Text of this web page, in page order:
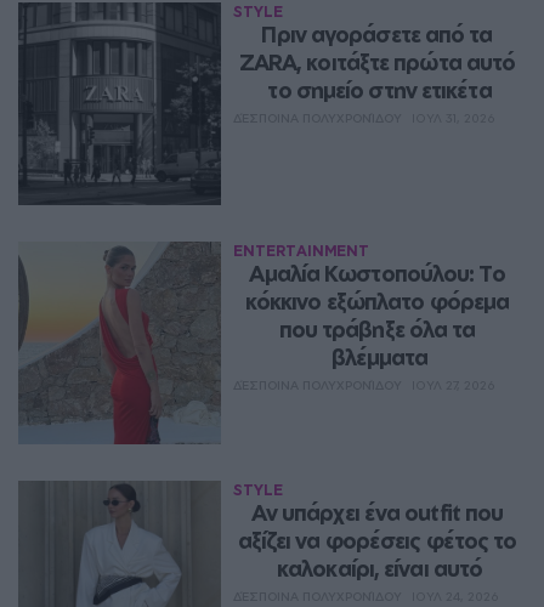
STYLE
Πριν αγοράσετε από τα
ZARA, κοιτάξτε πρώτα αυτό
το σημείο στην ετικέτα
ENTERTAINMENT
Αμαλία Κωστοπούλου: Το
κόκκινο εξώπλατο φόρεμα
που τράβηξε όλα τα
βλέμματα
STYLE
Αν υπάρχει ένα outfit που
αξίζει να φορέσεις φέτος το
καλοκαίρι, είναι αυτό